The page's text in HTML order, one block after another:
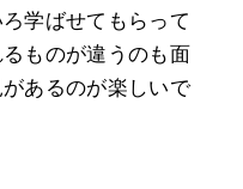
学ばせてもらって
ものが違うのも面
あるのが楽しいで